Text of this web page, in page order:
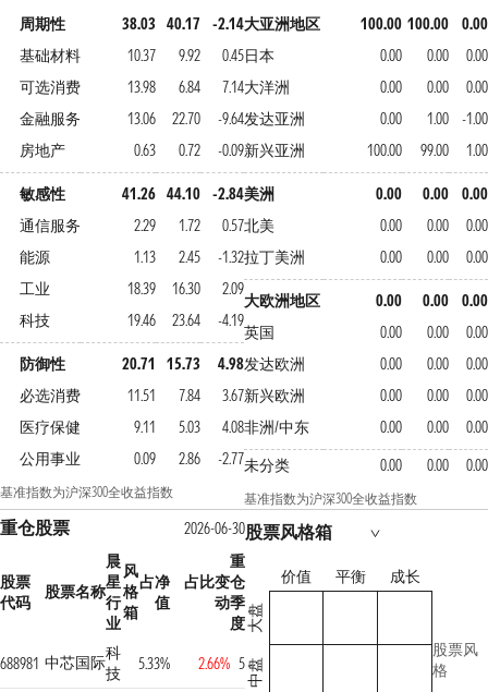
周期性
38.03 40.17
-2.14
基础材料
10.37 9.92
0.45
可选消费
13.98 6.84
7.14
金融服务
13.06 22.70
-9.64
房地产
0.63 0.72 -0.09
敏感性 41.26 44.10
-2.84
通信服务
2.29 1.72
0.57
能源
1.13 2.45
-1.32
工业
18.39 16.30
2.09
科技
19.46 23.64 -4.19
防御性 20.71 15.73
4.98
必选消费
11.51 7.84
3.67
医疗保健
9.11 5.03
4.08
公用事业
0.09 2.86 -2.77
基准指数为沪深300全收益指数
大亚洲地区
100.00 100.00
0.00
日本
0.00 0.00
0.00
大洋洲
0.00 0.00
0.00
发达亚洲
0.00 1.00
-1.00
新兴亚洲
100.00 99.00 1.00
美洲 0.00 0.00
0.00
北美
0.00 0.00
0.00
拉丁美洲
0.00 0.00 0.00
大欧洲地区 0.00 0.00
0.00
英国
0.00 0.00
0.00
发达欧洲
0.00 0.00
0.00
新兴欧洲
0.00 0.00
0.00
非洲/中东
0.00 0.00
0.00
未分类
0.00 0.00 0.00
基准指数为沪深300全收益指数
重仓股票 2026-06-30
股票
代码
股票名称
晨
星
行
业
风
格
箱
占净
值
占比变
动
重
仓
季
度
688981 中芯国际科
技
5.33% 2.66% 5
股票风格箱
价值 平衡 成长
大盘
中盘
股票风
格